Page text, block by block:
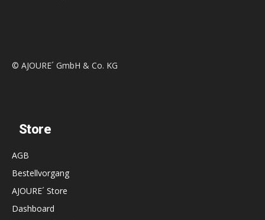
© AJOURE´ GmbH & Co. KG
Store
AGB
Bestellvorgang
AJOURE´ Store
Dashboard